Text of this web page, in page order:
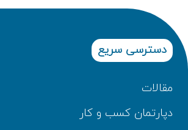
دسترسی سریع
مقالات
دپارتمان کسب و کار